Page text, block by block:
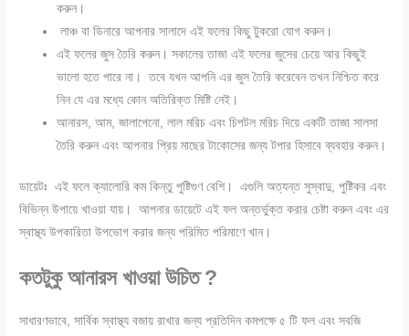
করুন।
লাঞ্চ বা ডিনারে আপনার সালাদে এই ফলের কিছু টুকরো যোগ করুন।
এই ফলের জুস তৈরি করুন। সকালের তাজা এই ফলের জুসের চেয়ে আর কিছুই
ভালো হতে পারে না। তবে যখন আপনি এর জুস তৈরি করেবেন তখন নিশ্চিত করে
নিন যে এর মধ্যে কোন অতিরিক্ত মিষ্টি নেই।
আনারস, আম, জালাপেনো, লাল মরিচ এবং চিপটল মরিচ দিয়ে একটি তাজা সালসা
তৈরি করুন এবং আপনার প্রিয় মাছের টাকোসের জন্য টপার হিসাবে ব্যবহার করুন।
ডায়েটঃ এই ফলে ক্যালোরি কম কিন্তু পুষ্টিগুণ বেশি। এগুলি অত্যন্ত সুস্বাদু, পুষ্টিকর এবং
বিভিন্ন উপায়ে খাওয়া যায়। আপনার ডায়েটে এই ফল অন্তর্ভুক্ত করার চেষ্টা করুন এবং এর
স্বাস্থ্য উপকারিতা উপভোগ করার জন্য পরিমিত পরিমাণে খান।
কতটুকু আনারস খাওয়া উচিত ?
সাধারণভাবে, সার্বিক স্বাস্থ্য বজায় রাখার জন্য প্রতিদিন কমপক্ষে ৫ টি ফল এবং সবজি